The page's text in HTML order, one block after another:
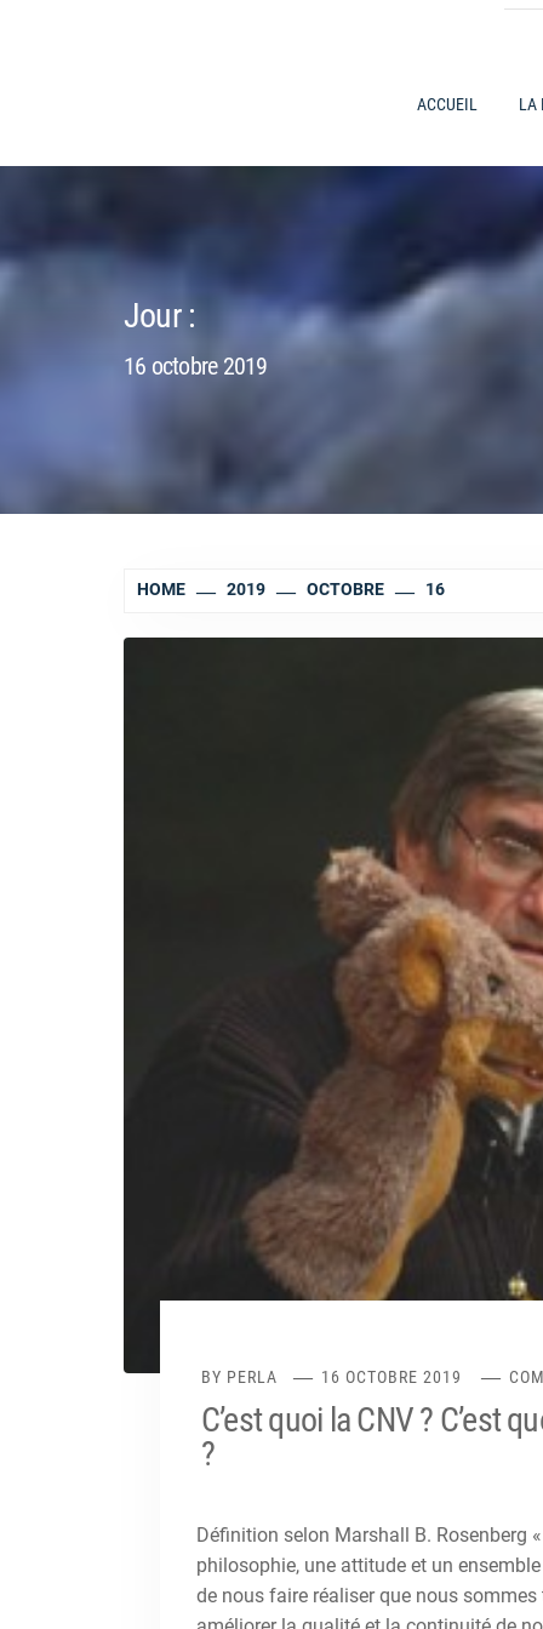
ACCUEIL LA
Jour :
16 octobre 2019
HOME 2019 OCTOBRE 16
BY PERLA 16 OCTOBRE 2019
C’est quoi la CNV ? C’est
?
Définition selon Marshall B. Rosenberg
philosophie, une attitude et un
de nous faire réaliser que nous